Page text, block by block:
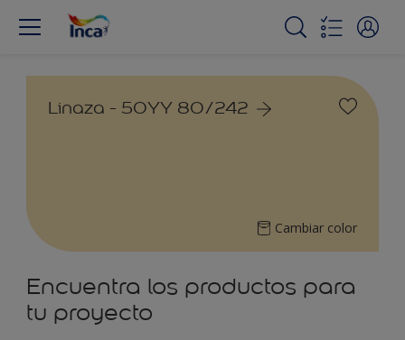
Linaza - 50YY 80/242
Cambiar color
Encuentra los productos para
tu proyecto